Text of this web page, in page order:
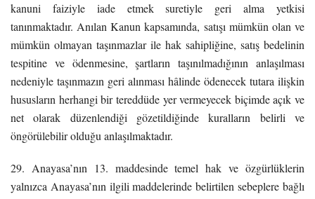
kanuni faiziyle iade etmek suretiyle geri alma yetkisi
tanınmaktadır. Anılan Kanun kapsamında, satışı mümkün olan ve
mümkün olmayan taşınmazlar ile hak sahipliğine, satış bedelinin
tespitine ve ödenmesine, şartların taşınılmadığının anlaşılması
nedeniyle taşınmazın geri alınması hâlinde ödenecek tutara ilişkin
hususların herhangi bir tereddüde yer vermeyecek biçimde açık ve
net olarak düzenlendiği gözetildiğinde kuralların belirli ve
öngörülebilir olduğu anlaşılmaktadır.
29. Anayasa’nın 13. maddesinde temel hak ve özgürlüklerin
yalnızca Anayasa’nın ilgili maddelerinde belirtilen sebeplere bağlı